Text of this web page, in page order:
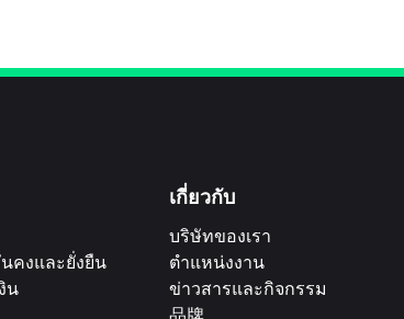
คงและยั่งยืน
น
เกี่ยวกับ
บริษัทของเรา
ตำแหน่งงาน
ข่าวสารและกิจกรรม